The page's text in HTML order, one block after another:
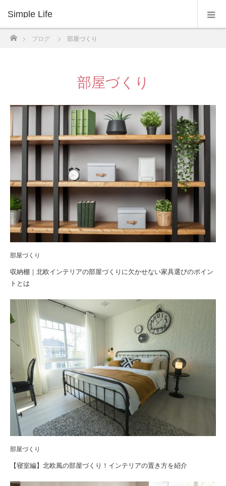
Simple Life
ブログ 部屋づくり
部屋づくり
部屋づくり
収納棚｜北欧インテリアの部屋づくりに欠かせない家具選びのポイン
トとは
部屋づくり
【寝室編】北欧風の部屋づくり！インテリアの置き方を紹介